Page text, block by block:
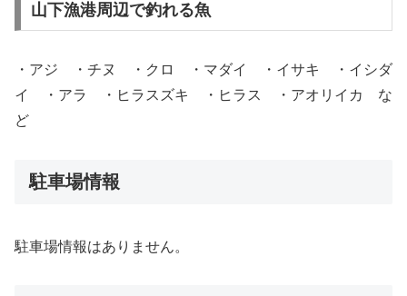
山下漁港周辺で釣れる魚
・アジ ・チヌ ・クロ ・マダイ ・イサキ ・イシダ
イ ・アラ ・ヒラスズキ ・ヒラス ・アオリイカ な
ど
駐車場情報
駐車場情報はありません。